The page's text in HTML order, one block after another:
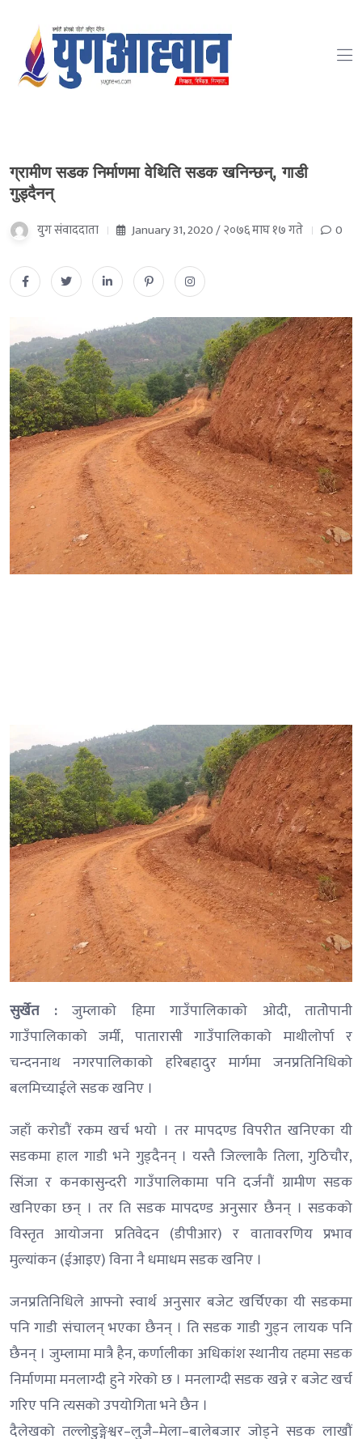
ग्रामीण सडक निर्माणमा वेथिति सडक खनिन्छन्, गाडी
गुड्दैनन्
युग संवाददाता January 31, 2020 / २०७६ माघ १७ गते 0
सुर्खेत : जुम्लाको हिमा गाउँपालिकाको ओदी, तातोेपानी
गाउँपालिकाको जर्मी, पातारासी गाउँपालिकाको माथीलोर्पा र
चन्दननाथ नगरपालिकाको हरिबहादुर मार्गमा जनप्रतिनिधिको
बलमिच्याईले सडक खनिए ।
जहाँ करोडौं रकम खर्च भयो । तर मापदण्ड विपरीत खनिएका यी
सडकमा हाल गाडी भने गुड्दैनन् । यस्तै जिल्लाकै तिला, गुठिचौर,
सिंजा र कनकासुन्दरी गाउँपालिकामा पनि दर्जनौं ग्रामीण सडक
खनिएका छन् । तर ति सडक मापदण्ड अनुसार छैनन् । सडकको
विस्तृत आयोजना प्रतिवेदन (डीपीआर) र वातावरणिय प्रभाव
मुल्यांकन (ईआइए) विना नै धमाधम सडक खनिए ।
जनप्रतिनिधिले आफ्नो स्वार्थ अनुसार बजेट खर्चिएका यी सडकमा
पनि गाडी संचालन् भएका छैनन् । ति सडक गाडी गुड्न लायक पनि
छैनन् । जुम्लामा मात्रै हैन, कर्णालीका अधिकांश स्थानीय तहमा सडक
निर्माणमा मनलाग्दी हुने गरेको छ । मनलाग्दी सडक खन्ने र बजेट खर्च
गरिए पनि त्यसको उपयोगिता भने छैन ।
दैलेखको तल्लोडुङ्गेश्वर–लुजै–मेला–बालेबजार जोड्ने सडक लाखौं